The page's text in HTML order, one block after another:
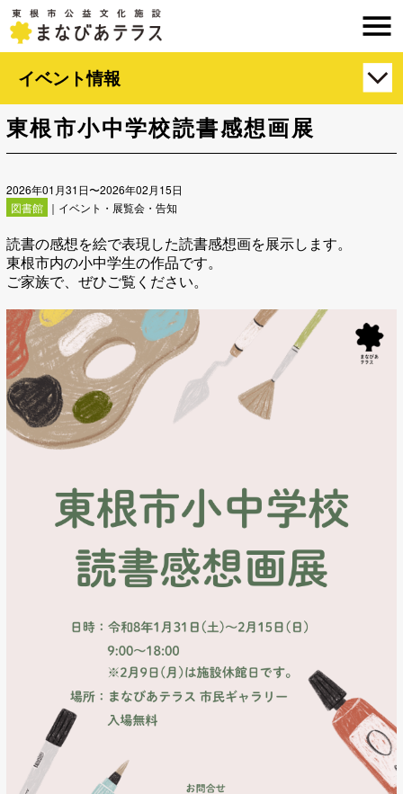
イベント情報
東根市小中学校読書感想画展
2026年01月31日〜2026年02月15日
図書館 ｜イベント・展覧会・告知
読書の感想を絵で表現した読書感想画を展示します。
東根市内の小中学生の作品です。
ご家族で、ぜひご覧ください。